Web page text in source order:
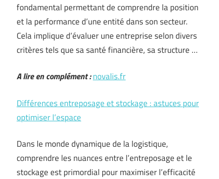
fondamental permettant de comprendre la position
et la performance d’une entité dans son secteur.
Cela implique d’évaluer une entreprise selon divers
critères tels que sa santé financière, sa structure …
A lire en complément :novalis.fr
Différences entreposage et stockage : astuces pour
optimiser l’espace
Dans le monde dynamique de la logistique,
comprendre les nuances entre l’entreposage et le
stockage est primordial pour maximiser l’efficacité